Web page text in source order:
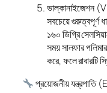
ভাল্কানাইজেশন
সবচেয়ে গুরুত্বপূর্ণ
১৬০ ডিগ্রি
সময় সালফার
করে, ফলে রাবারটি
প্রয়োজনীয়